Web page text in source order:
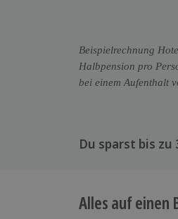
Beispielrechnung
Halbpension pro
bei einem Aufenthalt
Du sparst bis
Alles auf einen